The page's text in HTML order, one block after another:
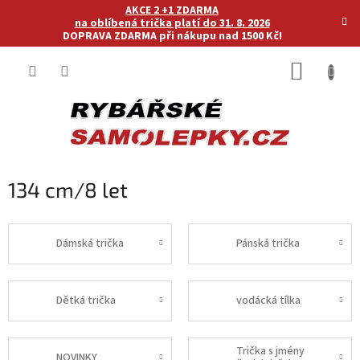
AKCE 2 +1 ZDARMA
na oblíbená trička platí do 31. 8. 2026
DOPRAVA ZDARMA při nákupu nad 1500 Kč!
134 cm/8 let
Dámská trička Pánská trička
Dětká trička vodácká tílka
Trička s jmény